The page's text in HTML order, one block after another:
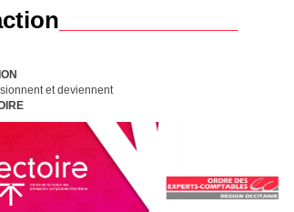
et deviennent